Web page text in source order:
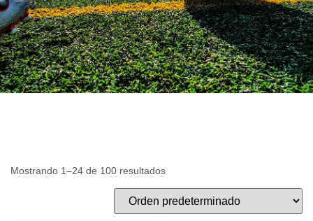
Mostrando 1–24 de 100 resultados